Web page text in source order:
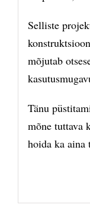
Selliste
mõjutab
Tänu
mõne tuttava
hoida ka aina